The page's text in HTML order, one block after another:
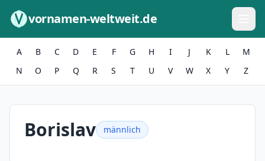
vornamen-weltweit.de
A B C D E F G H I J K L
M
N
O P Q R S T U V W X Y Z
Borislav männlich